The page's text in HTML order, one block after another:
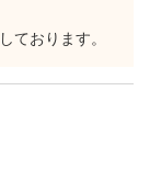
ております。